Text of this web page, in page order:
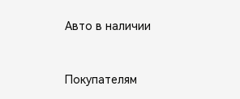
Авто в наличии
Покупателям